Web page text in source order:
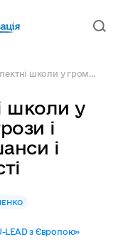
школи у гром...
школи у
і
і
LEAD з Європою»